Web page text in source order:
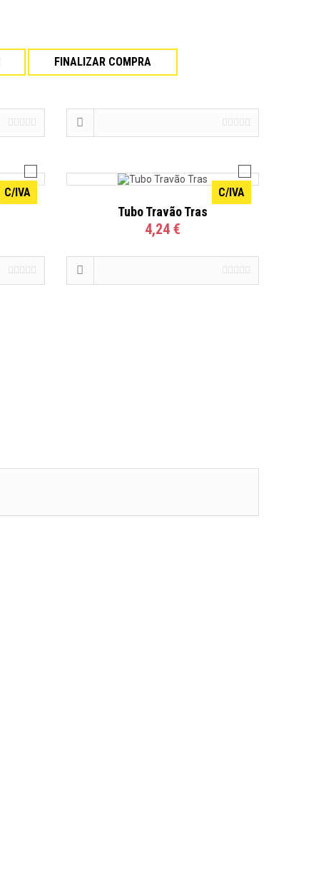
FINALIZAR COMPRATubo Travões
5,23 €
C/IVA C/IVA
Tubo Travão Tras
4,24 €